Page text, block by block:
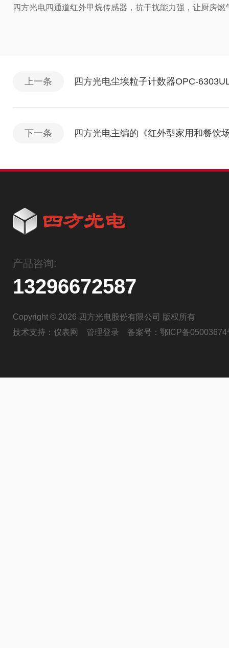
四方光电四通道红外甲烷传感器，抗干扰能力强，让厨房燃
上一条 四方光电尘埃粒子计数器OPC-
下一条 四方光电主编的《红外型家用和餐饮
产品咨询:
13296672587
Copyright © 2026 四方光电股份有限公司 版权所有
技术支持： 仪表网 管理登录 备案号： 鄂ICP备05003674